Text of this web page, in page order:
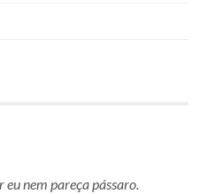
eu nem pareça pássaro.